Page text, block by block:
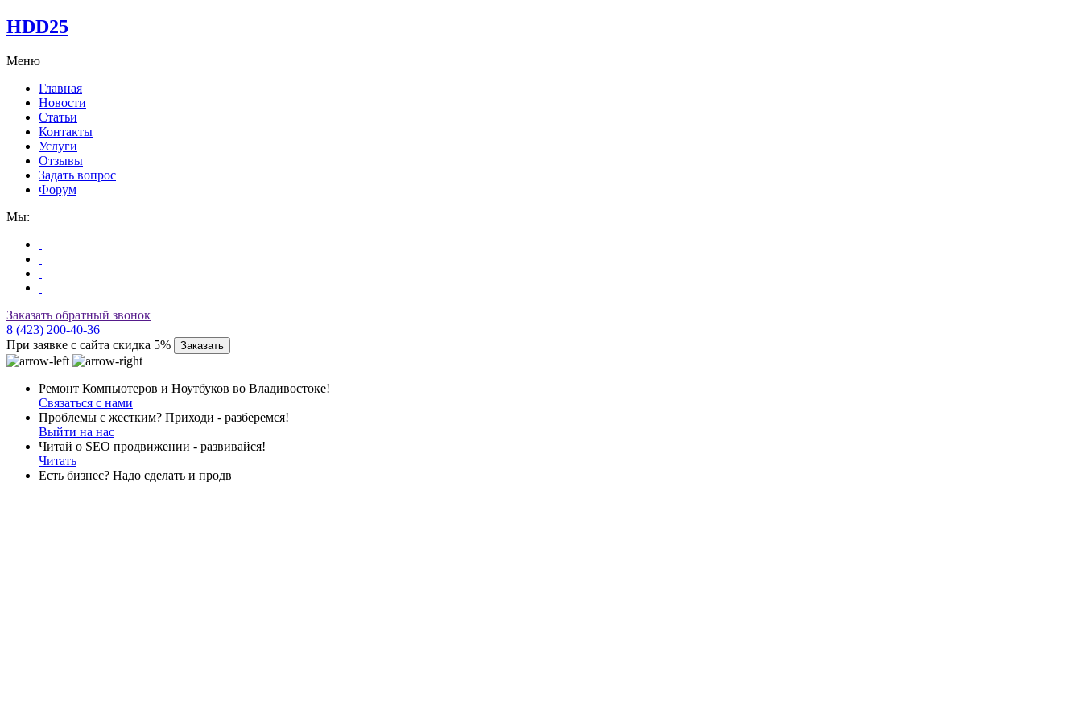
HDD25
Меню
Главная
Новости
Статьи
Контакты
Услуги
Отзывы
Задать вопрос
Форум
Мы:
Заказать обратный звонок
8 (423) 200-40-36
При заявке с сайта скидка 5%
Заказать
Ремонт Компьютеров и Ноутбуков во Владивостоке!
Связаться с нами
Проблемы с жестким? Приходи - разберемся!
Выйти на нас
Читай о SEO продвижении - развивайся!
Читать
Есть бизнес? Надо сделать и продв